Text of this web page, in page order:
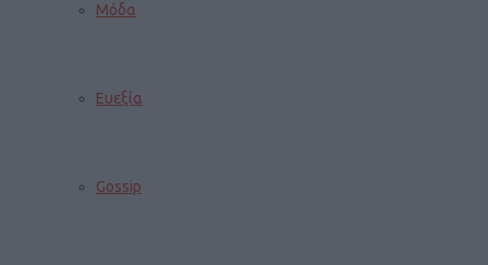
Μόδα
Ευεξία
Gossip